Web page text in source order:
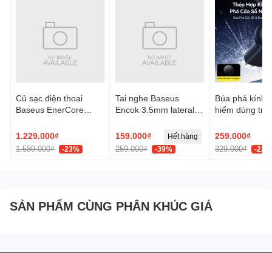
Tính Năng Hub Chuyển
Củ sạc điện thoại
Baseus EnerCore
with Dual Retractable
Cables 3C 67W US -
Đen, Model:
1.229.000₫
1.589.000₫ -23%
Tai nghe Baseus
Encok 3.5mm lateral
Trắng, Model:
NGCR020002
159.000₫
259.000₫ -39%
Hết hàng
Búa phá kính
hiểm dùng
Double
Safety
259.000₫
329.000₫ -22%
SẢN PHẨM CÙNG PHÂN KHÚC GIÁ